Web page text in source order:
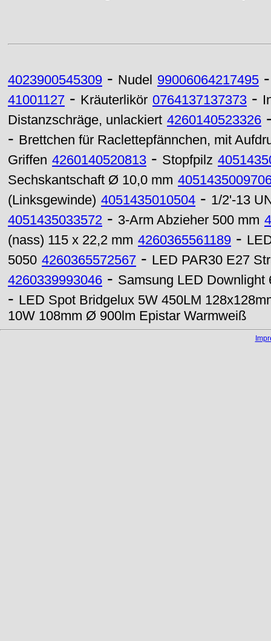
4023900545309 - Nudel 99006064217495
41001127 - Kräuterlikör 0764137137373 -
Distanzschräge, unlackiert 4260140523326
- Brettchen für Raclettepfännchen, mit
Griffen 4260140520813 - Stopfpilz
Sechskantschaft Ø 10,0 mm
(Linksgewinde) 4051435010504 - 1/2'-13
4051435033572 - 3-Arm Abzieher 500 mm
(nass) 115 x 22,2 mm 4260365561189 -
5050 4260365572567 - LED PAR30 E27
4260339993046 - Samsung LED
- LED Spot Bridgelux 5W 450LM
10W 108mm Ø 900lm Epistar Warmweiß